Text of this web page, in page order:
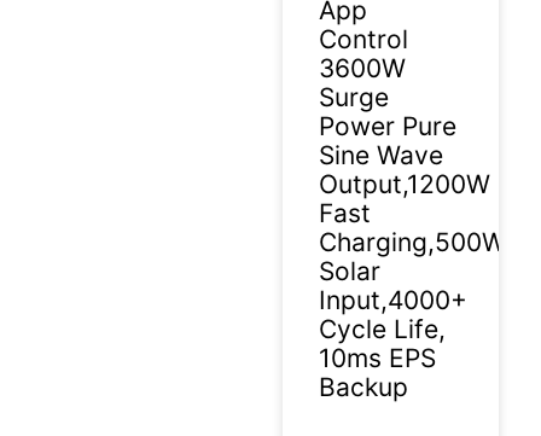
App
Control
3600W
Surge
Power Pure
Sine Wave
Output,1200W
Fast
Charging,500W
Solar
Input,4000+
Cycle Life,
10ms EPS
Backup